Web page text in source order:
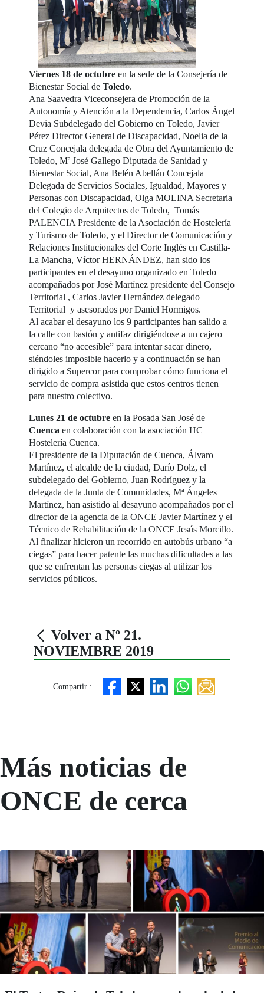
Viernes 18 de octubre en la sede de la Consejería de
Bienestar Social deToledo.
Ana Saavedra Viceconsejera de Promoción de la
Autonomía y Atención a la Dependencia, Carlos Ángel
Devia Subdelegado del Gobierno en Toledo, Javier
Pérez Director General de Discapacidad, Noelia de la
Cruz Concejala delegada de Obra del Ayuntamiento de
Toledo, Mª José Gallego Diputada de Sanidad y
Bienestar Social, Ana Belén Abellán Concejala
Delegada de Servicios Sociales, Igualdad, Mayores y
Personas con Discapacidad, Olga MOLINA Secretaria
del Colegio de Arquitectos de Toledo, Tomás
PALENCIA Presidente de la Asociación de Hostelería
y Turismo de Toledo, y el Director de Comunicación y
Relaciones Institucionales del Corte Inglés en Castilla-
La Mancha, Víctor HERNÁNDEZ, han sido los
participantes en el desayuno organizado en Toledo
acompañados por José Martínez presidente del Consejo
Territorial , Carlos Javier Hernández delegado
Territorial y asesorados por Daniel Hormigos.
Al acabar el desayuno los 9 participantes han salido a
la calle con bastón y antifaz dirigiéndose a un cajero
cercano “no accesible” para intentar sacar dinero,
siéndoles imposible hacerlo y a continuación se han
dirigido a Supercor para comprobar cómo funciona el
servicio de compra asistida que estos centros tienen
para nuestro colectivo.
Lunes 21 de octubre en la Posada San José de
Cuenca en colaboración con la asociación HC
Hostelería Cuenca.
El presidente de la Diputación de Cuenca, Álvaro
Martínez, el alcalde de la ciudad, Darío Dolz, el
subdelegado del Gobierno, Juan Rodríguez y la
delegada de la Junta de Comunidades, Mª Ángeles
Martínez, han asistido al desayuno acompañados por el
director de la agencia de la ONCE Javier Martínez y el
Técnico de Rehabilitación de la ONCE Jesús Morcillo.
Al finalizar hicieron un recorrido en autobús urbano “a
ciegas” para hacer patente las muchas dificultades a las
que se enfrentan las personas ciegas al utilizar los
servicios públicos.
Volver a Nº 21.
NOVIEMBRE 2019
Compartir :
Más noticias de
ONCE de cerca